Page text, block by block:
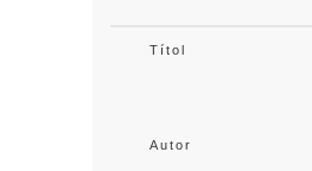
Títol
Autor